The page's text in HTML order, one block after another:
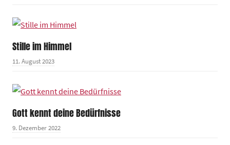
Stille im Himmel
11. August 2023
Gott kennt deine Bedürfnisse
9. Dezember 2022